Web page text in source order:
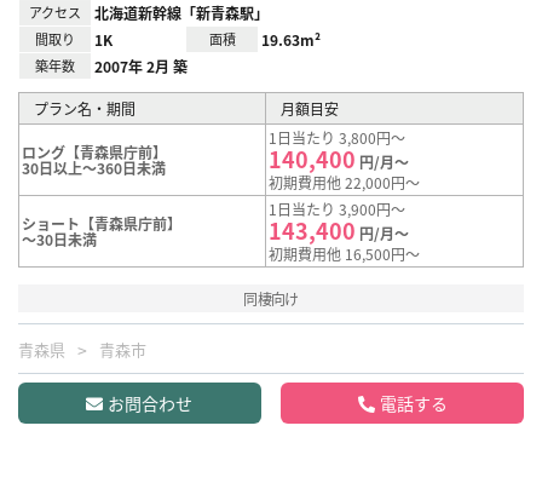
アクセス 北海道新幹線「新青森駅」
間取り 1K 面積 19.63m²
築年数 2007年 2月 築
プラン名・期間 月額目安
ロング【青森県庁前】
30日以上～360日未満
1日当たり 3,800円～
140,400 円/月～
初期費用他 22,000円～
ショート【青森県庁前】
～30日未満
1日当たり 3,900円～
143,400 円/月～
初期費用他 16,500円～
同棲向け
青森県 青森市
お問合わせ 電話する